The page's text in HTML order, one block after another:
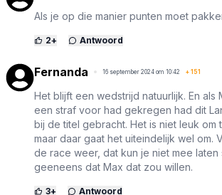
Als je op die manier punten moet
2+ Antwoord
Fernanda 16 september 2024 om 10:42 + 151
Het blijft een wedstrijd natuurlijk. En als
een straf voor had gekregen had dit
bij de titel gebracht. Het is niet leuk om
maar daar gaat het uiteindelijk wel om.
de race weer, dat kun je niet mee
geeneens dat Max dat zou willen.
3+ Antwoord